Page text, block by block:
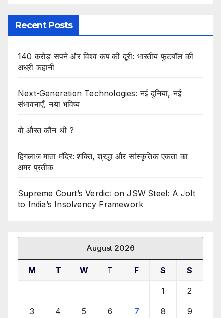
Recent Posts
140 करोड़ सपने और विश्व कप की दूरी: भारतीय फुटबॉल की
अधूरी कहानी
Next-Generation Technologies: नई दुनिया, नई
संभावनाएँ, नया भविष्य
वो औरत कौन थी ?
हिंगलाज माता मंदिर: शक्ति, श्रद्धा और सांस्कृतिक एकता का
अमर प्रतीक
Supreme Court’s Verdict on JSW Steel: A Jolt
to India’s Insolvency Framework
August 2026
M T W T F S S
1 2
3 4 5 6 7 8 9